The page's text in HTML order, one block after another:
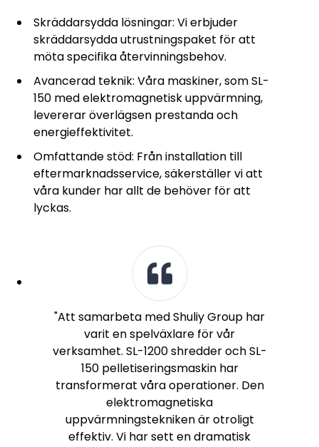
Skräddarsydda lösningar: Vi erbjuder
skräddarsydda utrustningspaket för att
möta specifika återvinningsbehov.
Avancerad teknik: Våra maskiner, som SL-
150 med elektromagnetisk uppvärmning,
levererar överlägsen prestanda och
energieffektivitet.
Omfattande stöd: Från installation till
eftermarknadsservice, säkerställer vi att
våra kunder har allt de behöver för att
lyckas.
"Att samarbeta med Shuliy Group har
varit en spelväxlare för vår
verksamhet. SL-1200 shredder och SL-
150 pelletiseringsmaskin har
transformerat våra operationer. Den
elektromagnetiska
uppvärmningstekniken är otroligt
effektiv. Vi har sett en dramatisk